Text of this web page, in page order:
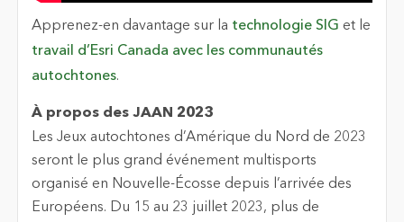
Apprenez-en davantage sur la technologie SIG et le
travail d’Esri Canada avec les communautés
autochtones.
À propos des JAAN 2023
Les Jeux autochtones d’Amérique du Nord de 2023
seront le plus grand événement multisports
organisé en Nouvelle-Écosse depuis l’arrivée des
Européens. Du 15 au 23 juillet 2023, plus de